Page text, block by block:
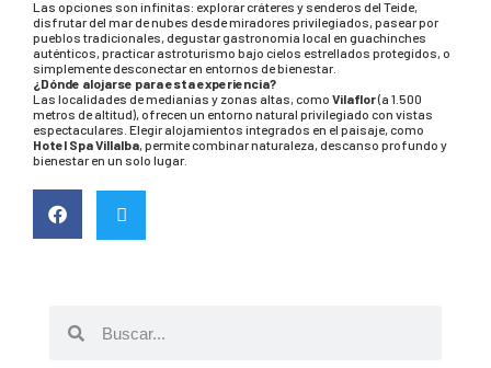
Las opciones son infinitas: explorar cráteres y senderos del Teide,
disfrutar del mar de nubes desde miradores privilegiados, pasear por
pueblos tradicionales, degustar gastronomía local en guachinches
auténticos, practicar astroturismo bajo cielos estrellados protegidos, o
simplemente desconectar en entornos de bienestar.
¿Dónde alojarse para esta experiencia?
Las localidades de medianías y zonas altas, como Vilaflor(a 1.500
metros de altitud), ofrecen un entorno natural privilegiado con vistas
espectaculares. Elegir alojamientos integrados en el paisaje, como
Hotel Spa Villalba, permite combinar naturaleza, descanso profundo y
bienestar en un solo lugar.